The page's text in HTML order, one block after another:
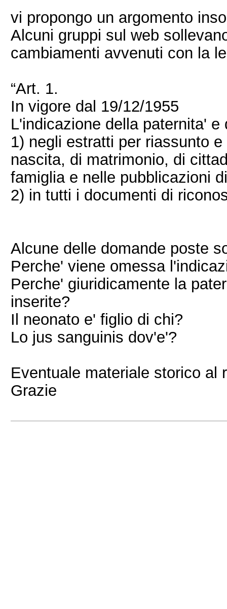
vi propongo un argomento
Alcuni gruppi sul web
cambiamenti avvenuti con la
“Art. 1.
In vigore dal 19/12/1955
L'indicazione della paternita'
1) negli estratti per riassunto
nascita, di matrimonio, di
famiglia e nelle pubblicazioni
2) in tutti i documenti di
Alcune delle domande poste
Perche' viene omessa
Perche' giuridicamente la
inserite?
Il neonato e' figlio di chi?
Lo jus sanguinis dov'e'?
Eventuale materiale storico al
Grazie